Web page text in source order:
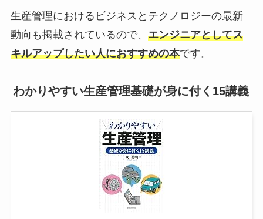
生産管理におけるビジネスとテクノロジーの最新
動向も掲載されているので、 エンジニアとしてス
キルアップしたい人におすすめの本です。
わかりやすい生産管理基礎が身に付く15講義